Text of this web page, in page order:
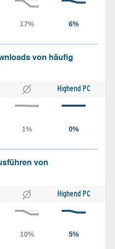
von häufig
Highend PC
von
Highend PC